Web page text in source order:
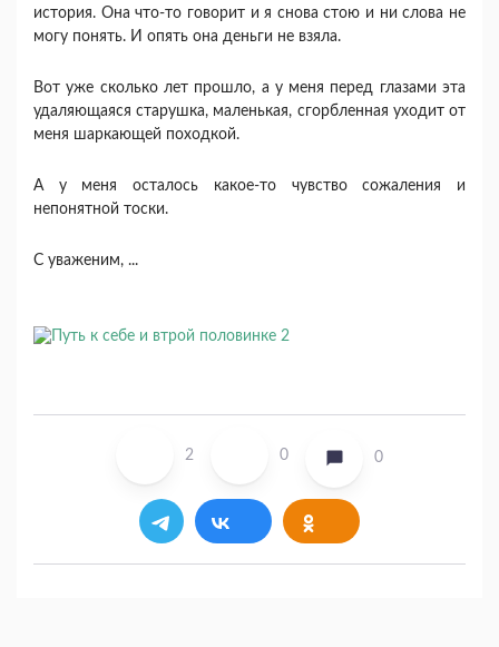
история. Она что-то говорит и я снова стою и ни слова не
могу понять. И опять она деньги не взяла.
Вот уже сколько лет прошло, а у меня перед глазами эта
удаляющаяся старушка, маленькая, сгорбленная уходит от
меня шаркающей походкой.
А у меня осталось какое-то чувство сожаления и
непонятной тоски.
С уваженим, ...
2 0 0